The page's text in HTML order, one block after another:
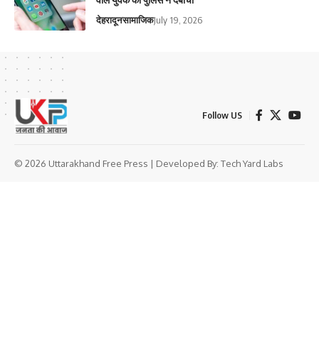
देहरादूनसामाजिकJuly 19, 2026
Follow US
© 2026 Uttarakhand Free Press | Developed By: Tech Yard Labs